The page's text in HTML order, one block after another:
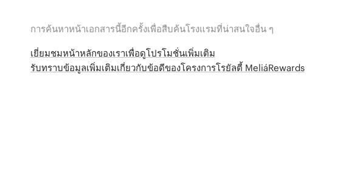
การค้นหาหน้าเอกสารนี้อีกครั้งเพื่อสืบค้นโรงแรมที่น่าสนใจอื่น ๆ
เยี่ยมชมหน้าหลักของเราเพื่อดูโปรโมชั่นเพิ่มเติม
รับทราบข้อมูลเพิ่มเติมเกี่ยวกับข้อดีของโครงการโรยัลตี้ MeliáRewards